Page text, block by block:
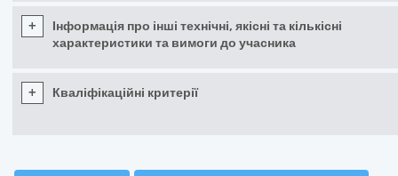
+
Інформація про інші технічні, якісні та кількісні
характеристики та вимоги до учасника
+ Кваліфікаційні критерії